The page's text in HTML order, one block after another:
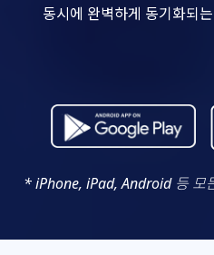
동시에 완벽하게 동기화되
* iPhone, iPad, Android 등 모